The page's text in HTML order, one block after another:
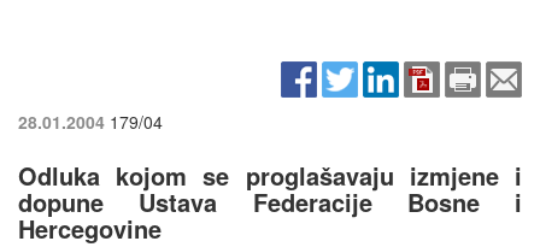
28.01.2004 179/04
Odluka kojom se proglašavaju izmjene i
dopune Ustava Federacije Bosne i
Hercegovine